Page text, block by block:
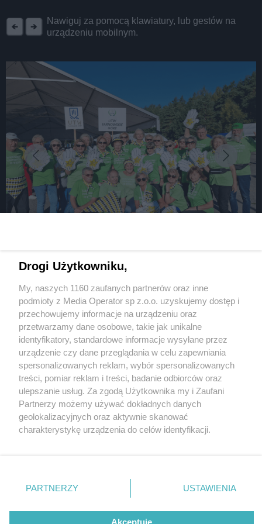
Nawiguj za pomocą klawiatury, lub gestów na
urządzeniu mobilnym.
Seniorzy zdobyli miejsce na podium
1 / 9
Tarnogórscy seniorzy na
olimpiadzie 3
Wydawca mediów lokalnych
Nie zapomnij
zapoznać się z:
polityką prywatności regulamin korzystania z portali
Twojemiasto
Piekary Śląskie
Chorzów
Tarnowskie Góry
Gliwice
Skontakuj sięz nami
Kontakt
Wydawca
Redakcja
Drogi Użytkowniku,
My, naszych 1160 zaufanych partnerów oraz inne
podmioty z Media Operator sp z.o.o. uzyskujemy dostęp i
przechowujemy informacje na urządzeniu oraz
przetwarzamy dane osobowe, takie jak unikalne
identyfikatory, standardowe informacje wysyłane przez
urządzenie czy dane przeglądania w celu zapewniania
spersonalizowanych reklam, wybór spersonalizowanych
treści, pomiar reklam i treści, badanie odbiorców oraz
ulepszanie usług. Za zgodą Użytkownika my i Zaufani
Partnerzy możemy używać dokładnych danych
geolokalizacyjnych oraz aktywnie skanować
charakterystykę urządzenia do celów identyfikacji.
zmienić/wycofać klikając przycisk ustawień prywatności
znajdujący się w lewym dolnym rogu strony
rodzaje przetwarzania danych nie wymagają zgody
użytkownika, ale masz prawo sprzeciwić się takiemu
PARTNERZY USTAWIENIA
Akceptuję